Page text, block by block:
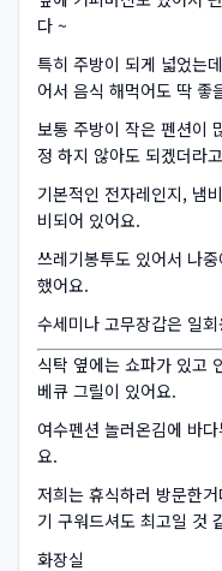
다 ~
특히 주방이 되게 넓었는
어서 음식 해먹어도 딱 좋
보통 주방이 작은 펜션이
정 하지 않아도 되겠더라
기본적인 전자레인지, 냄
비되어 있어요.
쓰레기봉투도 있어서 나
했어요.
수세미나 고무장갑은 일
식탁 옆에는 쇼파가 있고
베큐 그릴이 있어요.
여수펜션 놀러온김에 바
요.
저희는 휴식하러 방문한
기 구워드셔도 최고일 것
화장실